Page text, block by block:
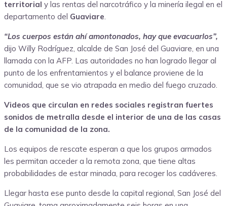
territorial y las rentas del narcotráfico y la minería ilegal en el
departamento del Guaviare.
“Los cuerpos están ahí amontonados, hay que evacuarlos”,
dijo Willy Rodríguez, alcalde de San José del Guaviare, en una
llamada con la AFP. Las autoridades no han logrado llegar al
punto de los enfrentamientos y el balance proviene de la
comunidad, que se vio atrapada en medio del fuego cruzado.
Videos que circulan en redes sociales registran fuertes
sonidos de metralla desde el interior de una de las casas
de la comunidad de la zona.
Los equipos de rescate esperan a que los grupos armados
les permitan acceder a la remota zona, que tiene altas
probabilidades de estar minada, para recoger los cadáveres.
Llegar hasta ese punto desde la capital regional, San José del